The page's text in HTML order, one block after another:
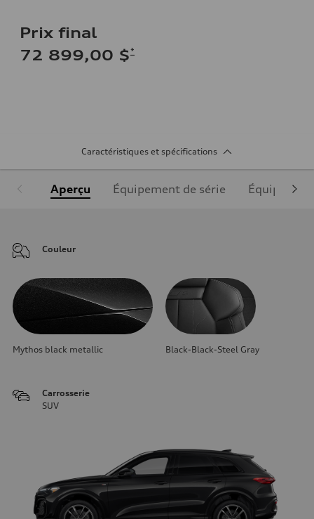
Prix final
72 899,00 $*
Caractéristiques et spécifications
Aperçu Équipement de série
Couleur
Mythos black metallic Black-Black-Steel Gray
Carrosserie
SUV